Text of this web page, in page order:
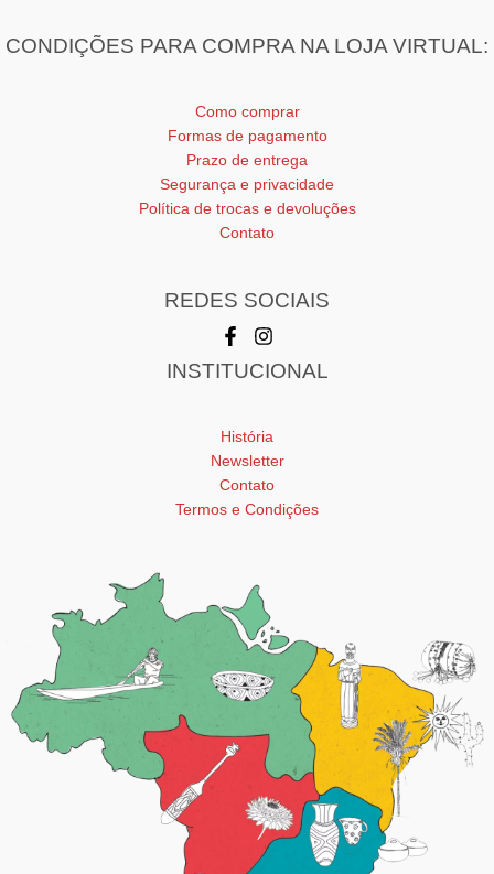
CONDIÇÕES PARA COMPRA NA LOJA VIRTUAL:
Como comprar
Formas de pagamento
Prazo de entrega
Segurança e privacidade
Política de trocas e devoluções
Contato
REDES SOCIAIS
INSTITUCIONAL
História
Newsletter
Contato
Termos e Condições